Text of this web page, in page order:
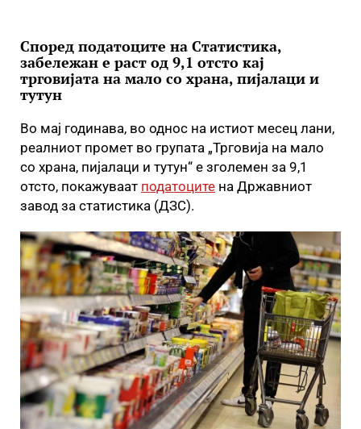
Според податоците на Статистика,
забележан е раст од 9,1 отсто кај
трговијата на мало со храна, пијалаци и
тутун
Во мај годинава, во однос на истиот месец лани,
реалниот промет во групата „Трговија на мало
со храна, пијалаци и тутун“ е зголемен за 9,1
отсто, покажуваат податоците на Државниот
завод за статистика (ДЗС).